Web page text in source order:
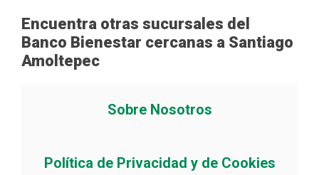
Encuentra otras sucursales del
Banco Bienestar cercanas a Santiago
Amoltepec
Sobre Nosotros
Política de Privacidad y de Cookies